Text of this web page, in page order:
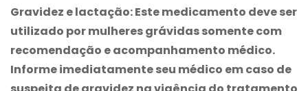
Gravidez e lactação: Este medicamento deve ser
utilizado por mulheres grávidas somente com
recomendação e acompanhamento médico.
Informe imediatamente seu médico em caso de